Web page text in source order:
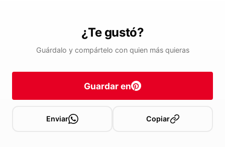
¿Te gustó?
Guárdalo y compártelo con quien más quieras
Guardar en
Enviar Copiar